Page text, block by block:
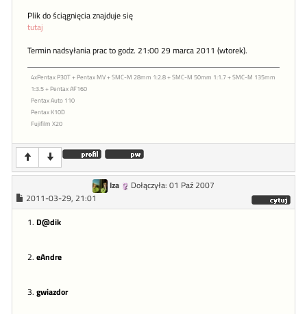
Plik do ściągnięcia znajduje się
tutaj
Termin nadsyłania prac to godz. 21:00 29 marca 2011 (wtorek).
4xPentax P30T + Pentax MV + SMC-M 28mm 1:2.8 + SMC-M 50mm 1:1.7 + SMC-M 135mm
1:3.5 + Pentax AF160
Pentax Auto 110
Pentax K10D
Fujifilm X20
Iza
Dołączyła: 01 Paź 2007
2011-03-29, 21:01
1. D@dik
2. eAndre
3. gwiazdor